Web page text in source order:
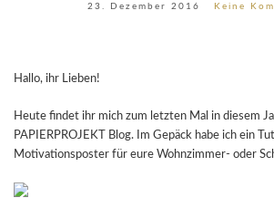
23. Dezember 2016 Keine
Hallo, ihr Lieben!
Heute findet ihr mich zum letzten Mal in diesem
PAPIERPROJEKT Blog. Im Gepäck habe ich ein
Motivationsposter für eure Wohnzimmer- oder